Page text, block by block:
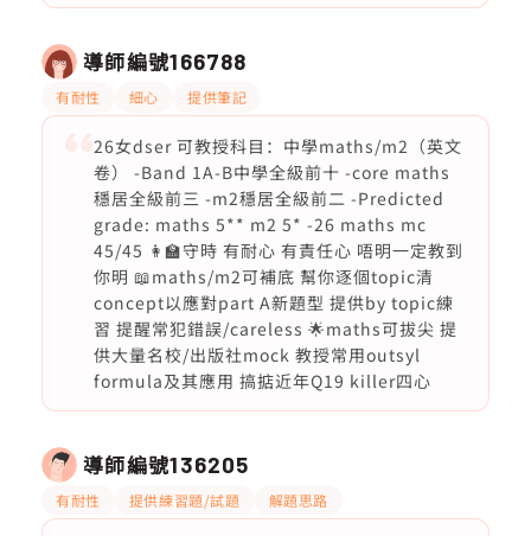
導師編號166788
有耐性 細心 提供筆記
26女dser 可教授科目：中學maths/m2（英文
卷） -Band 1A-B中學全級前十 -core maths
穩居全級前三 -m2穩居全級前二 -Predicted
grade: maths 5** m2 5* -26 maths mc
45/45 👩‍🏫守時 有耐心 有責任心 唔明一定教到
你明 📖maths/m2可補底 幫你逐個topic清
concept以應對part A新題型 提供by topic練
習 提醒常犯錯誤/careless 🌟maths可拔尖 提
供大量名校/出版社mock 教授常用outsyl
formula及其應用 搞掂近年Q19 killer四心
導師編號136205
有耐性 提供練習題/試題 解題思路